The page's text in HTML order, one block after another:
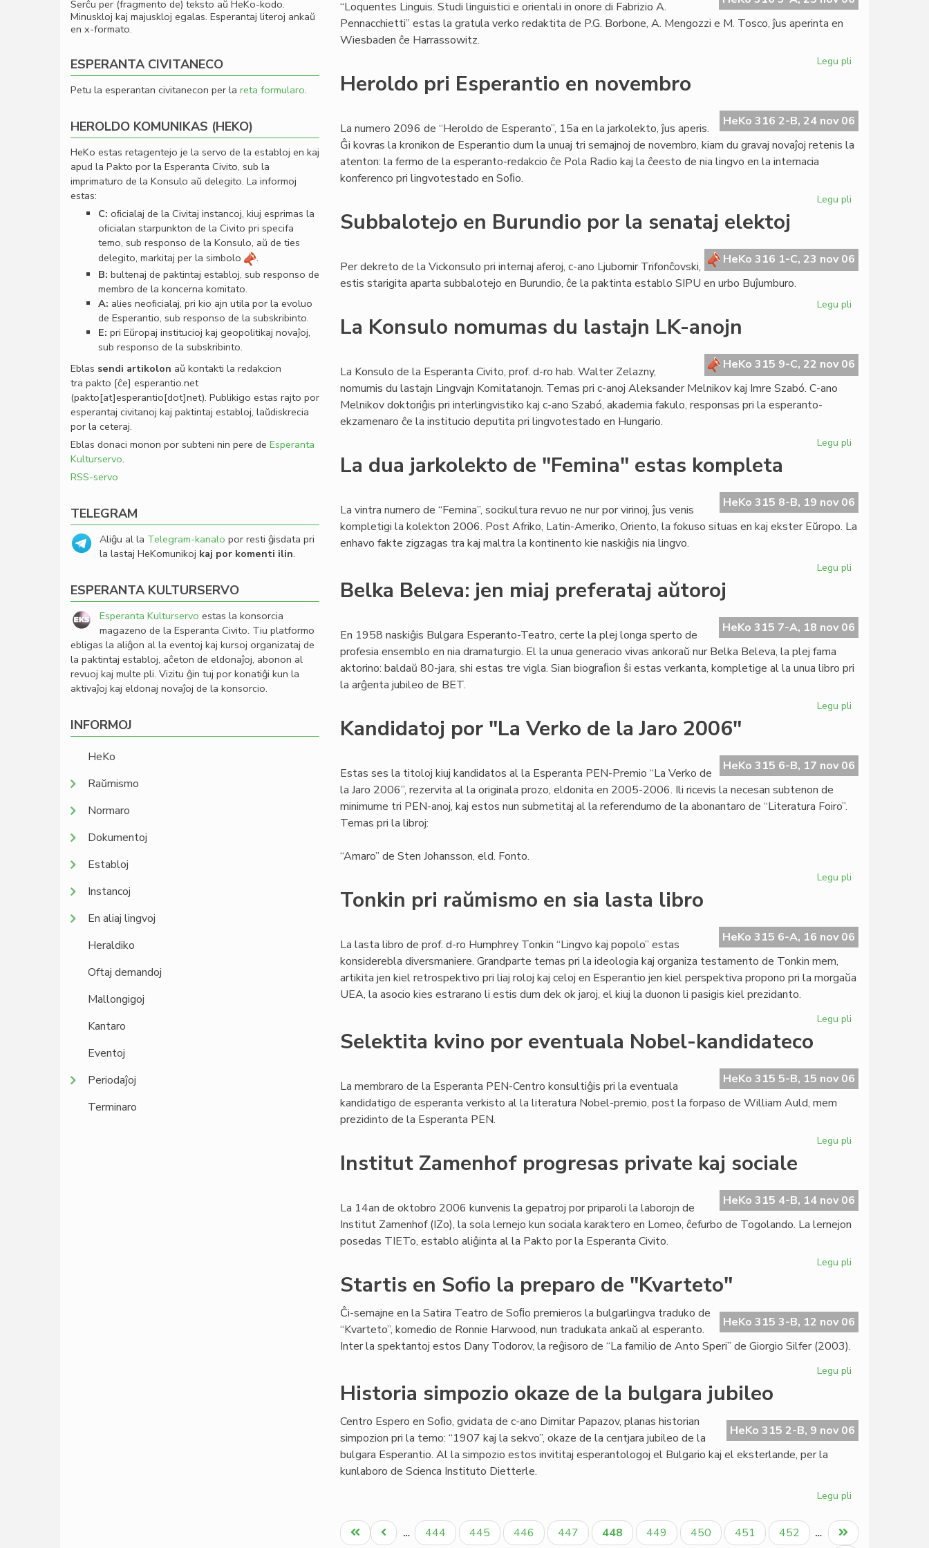
“Loquentes Linguis. Studi linguistici e orientali in onore di Fabrizio A.
Pennacchietti” estas la gratula verko redaktita de P.G. Borbone, A. Mengozzi e M. Tosco, ĵus aperinta en
Wiesbaden ĉe Harrassowitz.
Legu pli
Fabrizio
Pennacchietti
Heroldo pri Esperantio en novembro
HeKo 316 2-B, 24 nov 06
La numero 2096 de “Heroldo de Esperanto”, 15a en la jarkolekto, ĵus aperis.
Ĝi kovras la kronikon de Esperantio dum la unuaj tri semajnoj de novembro, kiam du gravaj novaĵoj retenis la
atenton: la fermo de la esperanto-redakcio ĉe Pola Radio kaj la ĉeesto de nia lingvo en la internacia
konferenco pri lingvotestado en Soﬁo.
Legu pli
en
novembro
Subbalotejo en Burundio por la senataj elektoj
HeKo 316 1-C, 23 nov 06
Per dekreto de la Vickonsulo pri internaj aferoj, c-ano Ljubomir Trifonĉovski,
estis starigita aparta subbalotejo en Burundio, ĉe la paktinta establo SIPU en urbo Buĵumburo.
Legu pli
por
la
La Konsulo nomumas du lastajn LK-anojn
HeKo 315 9-C, 22 nov 06
La Konsulo de la Esperanta Civito, prof. d-ro hab. Walter Zelazny,
nomumis du lastajn Lingvajn Komitatanojn. Temas pri c-anoj Aleksander Melnikov kaj Imre Szabó. C-ano
Melnikov doktoriĝis pri interlingvistiko kaj c-ano Szabó, akademia fakulo, responsas pri la esperanto-
ekzamenaro ĉe la institucio deputita pri lingvotestado en Hungario.
Legu pli
du
lastajn
LK-
La dua jarkolekto de "Femina" estas kompleta
HeKo 315 8-B, 19 nov 06
La vintra numero de “Femina”, socikultura revuo ne nur por virinoj, ĵus venis
kompletigi la kolekton 2006. Post Afriko, Latin-Ameriko, Oriento, la fokuso situas en kaj ekster Eŭropo. La
enhavo fakte zigzagas tra kaj maltra la kontinento kie naskiĝis nia lingvo.
Legu pli
de
"Femina"
kompleta
Belka Beleva: jen miaj preferataj aŭtoroj
HeKo 315 7-A, 18 nov 06
En 1958 naskiĝis Bulgara Esperanto-Teatro, certe la plej longa sperto de
profesia ensemblo en nia dramaturgio. El la unua generacio vivas ankoraŭ nur Belka Beleva, la plej fama
aktorino: baldaŭ 80-jara, shi estas tre vigla. Sian biograﬁon ŝi estas verkanta, kompletige al la unua libro pri
la arĝenta jubileo de BET.
Legu pli
miaj
preferataj
Kandidatoj por "La Verko de la Jaro 2006"
HeKo 315 6-B, 17 nov 06
Estas ses la titoloj kiuj kandidatos al la Esperanta PEN-Premio “La Verko de
la Jaro 2006”, rezervita al la originala prozo, eldonita en 2005-2006. Ili ricevis la necesan subtenon de
minimume tri PEN-anoj, kaj estos nun submetitaj al la referendumo de la abonantaro de “Literatura Foiro”.
Temas pri la libroj:
“Amaro” de Sten Johansson, eld. Fonto.
Legu pli
Verko
de
Jaro
Tonkin pri raŭmismo en sia lasta libro
HeKo 315 6-A, 16 nov 06
La lasta libro de prof. d-ro Humphrey Tonkin “Lingvo kaj popolo” estas
konsiderebla diversmaniere. Grandparte temas pri la ideologia kaj organiza testamento de Tonkin mem,
artikita jen kiel retrospektivo pri liaj roloj kaj celoj en Esperantio jen kiel perspektiva propono pri la morgaŭa
UEA, la asocio kies estrarano li estis dum dek ok jaroj, el kiuj la duonon li pasigis kiel prezidanto.
Legu pli
en
sia
Selektita kvino por eventuala Nobel-kandidateco
HeKo 315 5-B, 15 nov 06
La membraro de la Esperanta PEN-Centro konsultiĝis pri la eventuala
kandidatigo de esperanta verkisto al la literatura Nobel-premio, post la forpaso de William Auld, mem
prezidinto de la Esperanta PEN.
Legu pli
eventuala
Nobel-
Institut Zamenhof progresas private kaj sociale
HeKo 315 4-B, 14 nov 06
La 14an de oktobro 2006 kunvenis la gepatroj por priparoli la laborojn de
Institut Zamenhof (IZo), la sola lernejo kun sociala karaktero en Lomeo, ĉefurbo de Togolando. La lernejon
posedas TIETo, establo aliĝinta al la Pakto por la Esperanta Civito.
Legu pli
private
kaj
Startis en Sofio la preparo de "Kvarteto"
HeKo 315 3-B, 12 nov 06
Ĉi-semajne en la Satira Teatro de Soﬁo premieros la bulgarlingva traduko de
“Kvarteto”, komedio de Ronnie Harwood, nun tradukata ankaŭ al esperanto.
Inter la spektantoj estos Dany Todorov, la reĝisoro de “La familio de Anto Speri” de Giorgio Silfer (2003).
Legu pli
la
preparo
Historia simpozio okaze de la bulgara jubileo
HeKo 315 2-B, 9 nov 06
Centro Espero en Soﬁo, gvidata de c-ano Dimitar Papazov, planas historian
simpozion pri la temo: “1907 kaj la sekvo”, okaze de la centjara jubileo de la
bulgara Esperantio. Al la simpozio estos invititaj esperantologoj el Bulgario kaj el eksterlande, per la
kunlaboro de Scienca Instituto Dietterle.
Legu pli
simpozio
okaze
Pagination
Unua
Antaŭa
… Paĝo
444 Paĝo
445 Paĝo
446 Paĝo
447
Aktuala
448 Paĝo
449 Paĝo
450 Paĝo
451 Paĝo
452 …
Last
Serĉu per (fragmento de) teksto aŭ HeKo-kodo.
Minuskloj kaj majuskloj egalas. Esperantaj literoj ankaŭ
en x-formato.
ESPERANTA CIVITANECO
Petu la esperantan civitanecon per la reta formularo.
HEROLDO KOMUNIKAS (HEKO)
HeKo estas retagentejo je la servo de la establoj en kaj
apud la Pakto por la Esperanta Civito, sub la
imprimaturo de la Konsulo aŭ delegito. La informoj
estas:
C: oﬁcialaj de la Civitaj instancoj, kiuj esprimas la
oﬁcialan starpunkton de la Civito pri specifa
temo, sub responso de la Konsulo, aŭ de ties
delegito, markitaj per la simbolo
.
B: bultenaj de paktintaj establoj, sub responso de
membro de la koncerna komitato.
A: alies neoﬁcialaj, pri kio ajn utila por la evoluo
de Esperantio, sub responso de la subskribinto.
E: pri Eŭropaj institucioj kaj geopolitikaj novaĵoj,
sub responso de la subskribinto.
Eblas sendi artikolon aŭ kontakti la redakcion
tra pakto [ĉe] esperantio.net
(pakto[at]esperantio[dot]net). Publikigo estas rajto por
esperantaj civitanoj kaj paktintaj establoj, laŭdiskrecia
por la ceteraj.
Eblas donaci monon por subteni nin pere de Esperanta
Kulturservo.
RSS-servo
TELEGRAM
Aliĝu al la Telegram-kanalo por resti ĝisdata pri
la lastaj HeKomunikoj kaj por komenti ilin.
ESPERANTA KULTURSERVO
Esperanta Kulturservo estas la konsorcia
magazeno de la Esperanta Civito. Tiu platformo
ebligas la aliĝon al la eventoj kaj kursoj organizataj de
la paktintaj establoj, aĉeton de eldonaĵoj, abonon al
revuoj kaj multe pli. Vizitu ĝin tuj por konatiĝi kun la
aktivaĵoj kaj eldonaj novaĵoj de la konsorcio.
INFORMOJ
HeKo
Raŭmismo
Normaro
Dokumentoj
Establoj
Instancoj
En aliaj lingvoj
Heraldiko
Oftaj demandoj
Mallongigoj
Kantaro
Eventoj
Periodaĵoj
Terminaro